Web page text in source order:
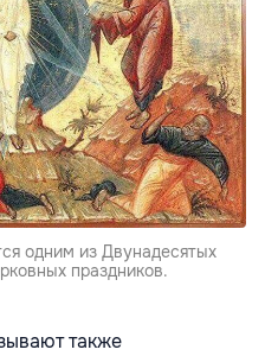
одним из Двунадесятых
праздников.
также